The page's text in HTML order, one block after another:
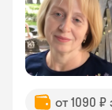
от 1090 ₽